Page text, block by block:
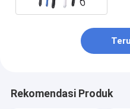
Rekomendasi Produk